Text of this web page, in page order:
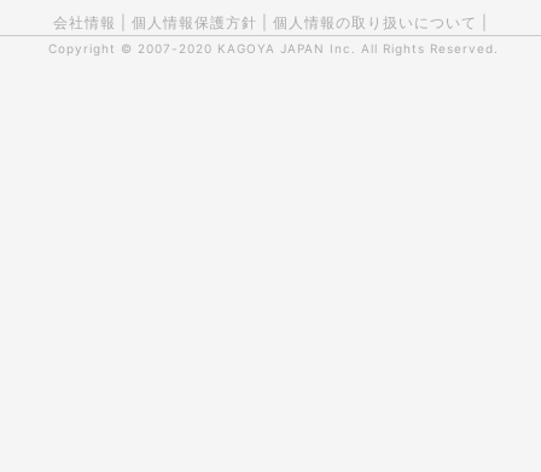
会社情報 個人情報保護方針 個人情報の取り扱いについて
Copyright © 2007-2020 KAGOYA JAPAN Inc. All Rights Reserved.